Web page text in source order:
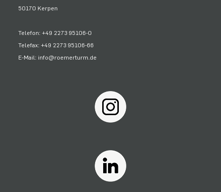
50170 Kerpen
Telefon: +49 2273 95106-0
Telefax: +49 2273 95106-66
E-Mail: info@roemerturm.de